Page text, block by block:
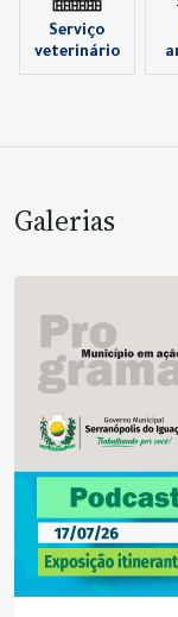
Serviço
veterinário
Galerias